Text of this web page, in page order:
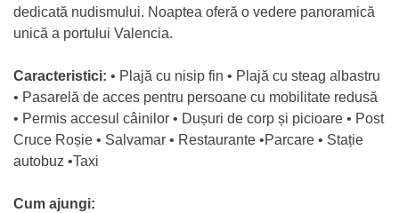
dedicată nudismului. Noaptea oferă o vedere panoramică
unică a portului Valencia.
Caracteristici: • Plajă cu nisip fin • Plajă cu steag albastru
• Pasarelă de acces pentru persoane cu mobilitate redusă
• Permis accesul câinilor • Dușuri de corp și picioare • Post
Cruce Roșie • Salvamar • Restaurante •Parcare • Stație
autobuz •Taxi
Cum ajungi: